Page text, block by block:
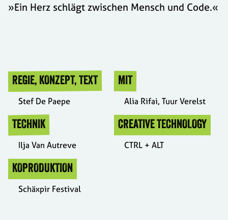
»Ein Herz schlägt zwischen Mensch und Code.«
REGIE, KONZEPT, TEXT
Stef De Paepe
MIT
Alia Rifai, Tuur Verelst
TECHNIK
Ilja Van Autreve
CREATIVE TECHNOLOGY
CTRL + ALT
KOPRODUKTION
Schäxpir Festival